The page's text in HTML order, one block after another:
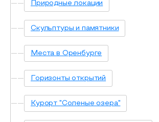
Аттестованные экскурсоводы
Маршруты от экскурсоводов
Доступная среда
Природные локации
Скульптуры и памятники
Места в Оренбурге
Горизонты открытий
Курорт "Соленые озера"